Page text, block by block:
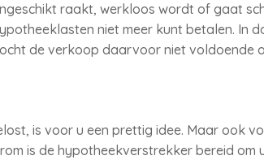
raakt, werkloos wordt of gaat
niet meer kunt betalen. In
de verkoop daarvoor niet voldoende
is voor u een prettig idee. Maar ook
is de hypotheekverstrekker bereid om